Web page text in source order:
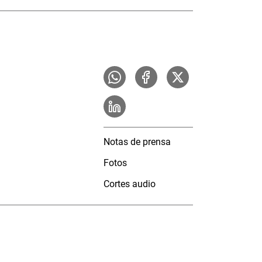
Notas de prensa
Fotos
Cortes audio